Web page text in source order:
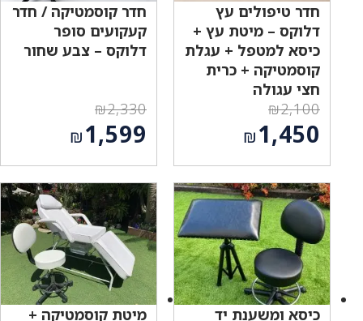
חדר טיפולים עץ
דלוקס – מיטת עץ +
כיסא למטפל + עגלת
קוסמטיקה + כרית
חצי עגולה
₪2,100
המחיר
המקורי
היה:
₪2,100.
₪1,450
הוא:
₪1,450.
חדר קוסמטיקה / חדר
קעקועים סופר
דלוקס – צבע שחור
₪2,330
המחיר
המקורי
היה:
₪2,330.
₪1,599
הוא:
₪1,599.
כיסא ומשענת יד
מיטת קוסמטיקה +